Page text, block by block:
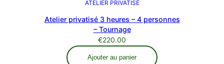
ATELIER PRIVATISÉ
Atelier privatisé 3 heures – 4 personnes
– Tournage
€220.00
Ajouter au panier